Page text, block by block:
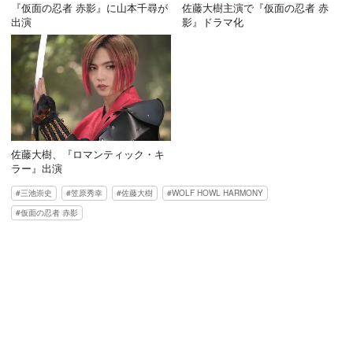
『仮面の忍者 赤影』に山本千尋が
出演
佐藤大樹主演で『仮面の忍者 赤
影』ドラマ化
佐藤大樹、『ロマンティック・キ
ラー』出演
三池崇史 笠原秀幸 佐藤大樹
WOLF HOWL HARMONY
仮面の忍者 赤影